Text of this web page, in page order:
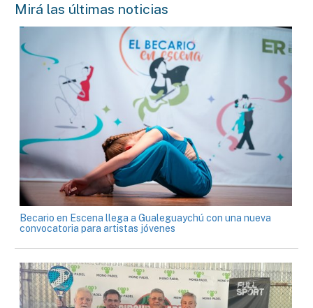
Mirá las últimas noticias
Becario en Escena llega a Gualeguaychú con una nueva
convocatoria para artistas jóvenes